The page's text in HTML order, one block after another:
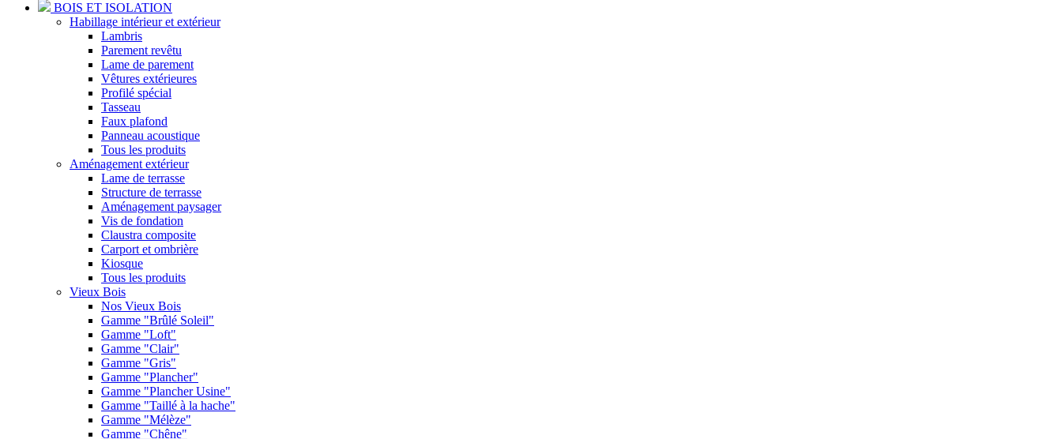
BOIS ET ISOLATION
Habillage intérieur et extérieur
Lambris
Parement revêtu
Lame de parement
Vêtures extérieures
Profilé spécial
Tasseau
Faux plafond
Panneau acoustique
Tous les produits
Aménagement extérieur
Lame de terrasse
Structure de terrasse
Aménagement paysager
Vis de fondation
Claustra composite
Carport et ombrière
Kiosque
Tous les produits
Vieux Bois
Nos Vieux Bois
Gamme "Brûlé Soleil"
Gamme "Loft"
Gamme "Clair"
Gamme "Gris"
Gamme "Plancher"
Gamme "Plancher Usine"
Gamme "Taillé à la hache"
Gamme "Mélèze"
Gamme "Chêne"